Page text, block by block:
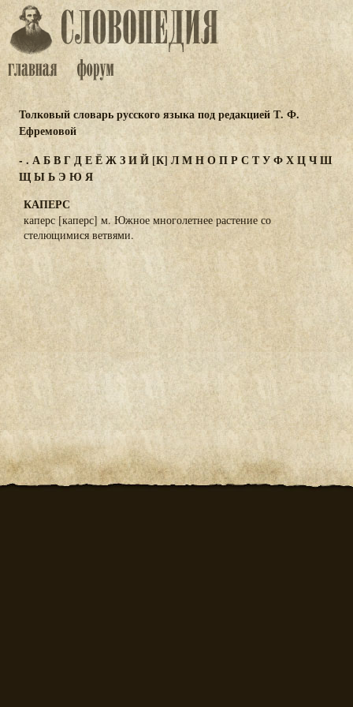
Толковый словарь русского языка под редакцией Т. Ф.
Ефремовой
- . АБВГДЕЁЖЗИЙ [К] ЛМНОПРС ТУФХЦЧШ
ЩЫЬЭ ЮЯ
КАПЕРС
каперс [каперс] м. Южное многолетнее растение со
стелющимися ветвями.